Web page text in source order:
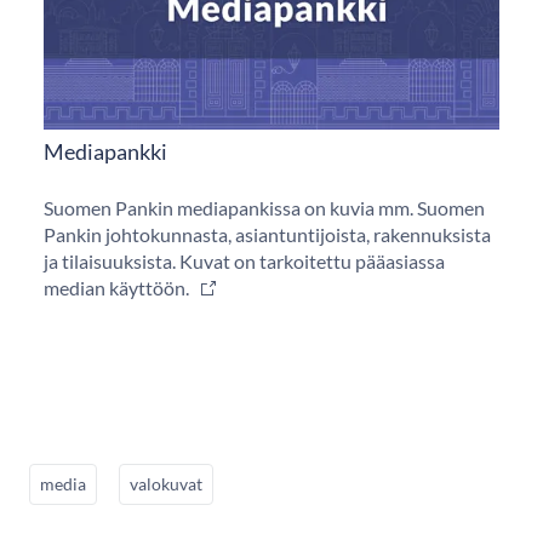
Mediapankki
Suomen Pankin mediapankissa on kuvia mm. Suomen
Pankin johtokunnasta, asiantuntijoista, rakennuksista
ja tilaisuuksista. Kuvat on tarkoitettu pääasiassa
median käyttöön.
media valokuvat